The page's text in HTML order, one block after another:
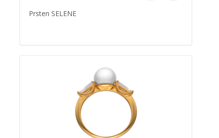
Prsten SELENE